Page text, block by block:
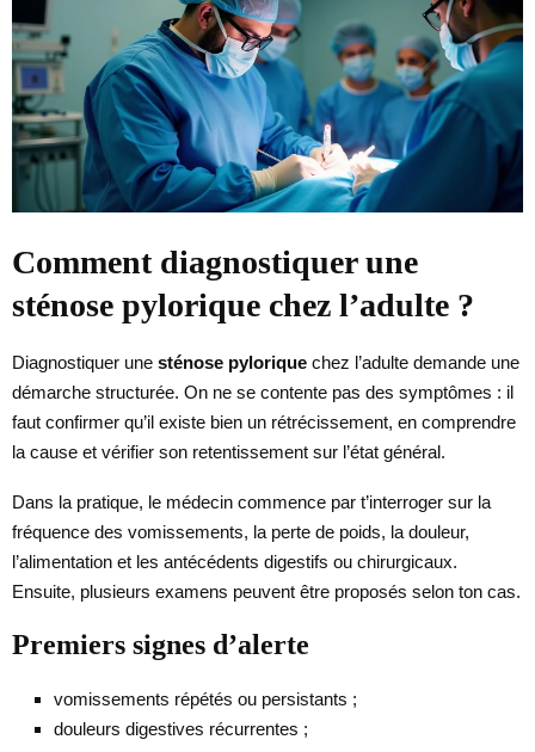
Comment diagnostiquer une
sténose pylorique chez l’adulte ?
Diagnostiquer une sténose pylorique chez l’adulte demande une
démarche structurée. On ne se contente pas des symptômes : il
faut confirmer qu’il existe bien un rétrécissement, en comprendre
la cause et vérifier son retentissement sur l’état général.
Dans la pratique, le médecin commence par t’interroger sur la
fréquence des vomissements, la perte de poids, la douleur,
l’alimentation et les antécédents digestifs ou chirurgicaux.
Ensuite, plusieurs examens peuvent être proposés selon ton cas.
Premiers signes d’alerte
vomissements répétés ou persistants ;
douleurs digestives récurrentes ;